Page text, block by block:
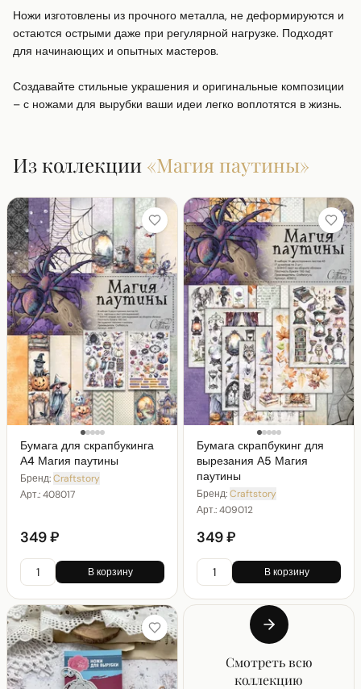
Ножи изготовлены из прочного металла, не деформируются и
остаются острыми даже при регулярной нагрузке. Подходят
для начинающих и опытных мастеров.
Создавайте стильные украшения и оригинальные композиции
– с ножами для вырубки ваши идеи легко воплотятся в жизнь.
Из коллекции «Магия паутины»
Бумага для скрапбукинга
А4 Магия паутины
Бренд:Craftstory
Арт.:408017
349 ₽
В корзину
Бумага скрапбукинг для
вырезания А5 Магия
паутины
Бренд:Craftstory
Арт.:409012
349 ₽
В корзину
Смотреть всю
коллекцию